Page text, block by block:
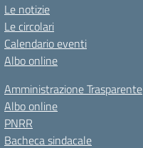
Le notizie
Le circolari
Calendario eventi
Albo online
Amministrazione Trasparente
Albo online
PNRR
Bacheca sindacale